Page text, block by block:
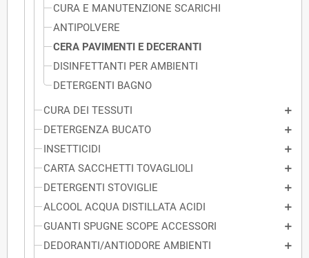
CURA E MANUTENZIONE SCARICHI
ANTIPOLVERE
CERA PAVIMENTI E DECERANTI
DISINFETTANTI PER AMBIENTI
DETERGENTI BAGNO
CURA DEI TESSUTI
DETERGENZA BUCATO
INSETTICIDI
CARTA SACCHETTI TOVAGLIOLI
DETERGENTI STOVIGLIE
ALCOOL ACQUA DISTILLATA ACIDI
GUANTI SPUGNE SCOPE ACCESSORI
DEDORANTI/ANTIODORE AMBIENTI